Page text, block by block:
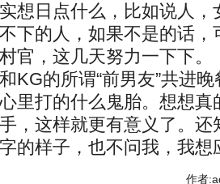
想日点什么，比如说人
下的人，如果不是的话
官，这几天努力一下下。
KG的所谓“前男友”共进
里打的什么鬼胎。想想
，这样就更有意义了。
的样子，也不问我，我想
作者